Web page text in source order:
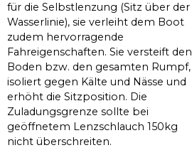
für die Selbstlenzung (Sitz über der
Wasserlinie), sie verleiht dem Boot
zudem hervorragende
Fahreigenschaften. Sie versteift den
Boden bzw. den gesamten Rumpf,
isoliert gegen Kälte und Nässe und
erhöht die Sitzposition. Die
Zuladungsgrenze sollte bei
geöffnetem Lenzschlauch 150kg
nicht überschreiten.